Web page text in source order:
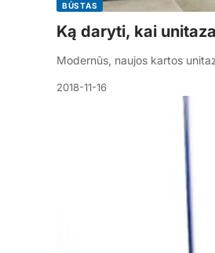
BŪSTAS
Ką daryti, kai
Modernūs, naujos kartos
2018-11-16